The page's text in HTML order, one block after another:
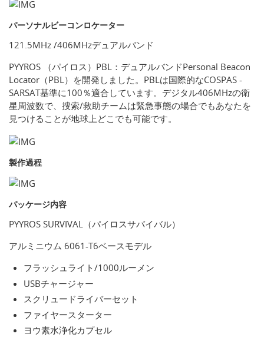
パーソナルビーコンロケーター
121.5MHz /406MHzデュアルバンド
PYYROS （パイロス）PBL：デュアルバンドPersonal Beacon
Locator（PBL）を開発しました。PBLは国際的なCOSPAS -
SARSAT基準に100％適合しています。デジタル406MHzの衛
星周波数で、捜索/救助チームは緊急事態の場合でもあなたを
見つけることが地球上どこでも可能です。
製作過程
パッケージ内容
PYYROS SURVIVAL（パイロスサバイバル）
アルミニウム 6061-T6ベースモデル
フラッシュライト/1000ルーメン
USBチャージャー
スクリュードライバーセット
ファイヤースターター
ヨウ素水浄化カプセル